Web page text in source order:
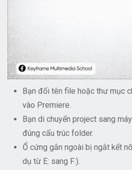
Bạn đổi tên file hoặc thư mục
vào Premiere.
Bạn di chuyển project sang
đúng cấu trúc folder.
Ổ cứng gắn ngoài bị ngắt kết
dụ từ E: sang F:).